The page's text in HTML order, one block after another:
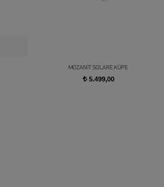
MOZANİT SOLARE KÜPE
t5.499,00